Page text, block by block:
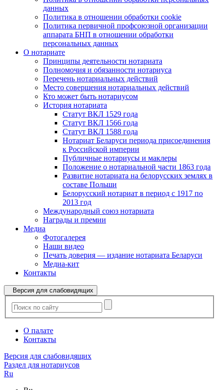
данных
Политика в отношении обработки cookie
Политика первичной профсоюзной организации
аппарата БНП в отношении обработки
персональных данных
О нотариате
Принципы деятельности нотариата
Полномочия и обязанности нотариуса
Перечень нотариальных действий
Место совершения нотариальных действий
Кто может быть нотариусом
История нотариата
Статут ВКЛ 1529 года
Статут ВКЛ 1566 года
Статут ВКЛ 1588 года
Нотариат Беларуси периода присоединения
к Российской империи
Публичные нотариусы и маклеры
Положение о нотариальной части 1863 года
Развитие нотариата на белорусских землях в
составе Польши
Белорусский нотариат в период с 1917 по
2013 год
Международный союз нотариата
Награды и премии
Медиа
Фотогалерея
Наши видео
Печать доверия — издание нотариата Беларуси
Медиа-кит
Контакты
Версия для слабовидящих
О палате
Контакты
Версия для слабовидящих
Раздел для нотариусов
Ru